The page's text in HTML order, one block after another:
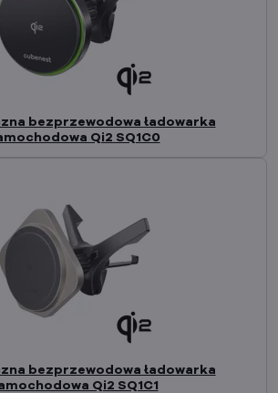
bezprzewodowa ładowarka
Qi2 SQ1C0
bezprzewodowa ładowarka
Qi2 SQ1C1